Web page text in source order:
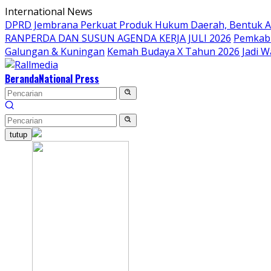
Langsung
ke
konten
International News
DPRD Jembrana Perkuat Produk Hukum Daerah, Bentuk
RANPERDA DAN SUSUN AGENDA KERJA JULI 2026
Galungan & Kuningan Kemah Budaya X Tahun 2026 Jadi
BerandaNational Press
tutup